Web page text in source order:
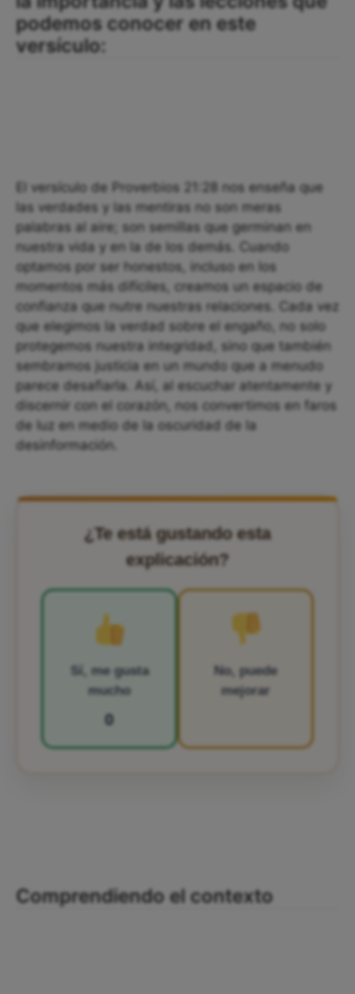
podemos conocer en este
versículo:
El versículo de Proverbios 21:28 nos enseña que
las verdades y las mentiras no son meras
palabras al aire; son semillas que germinan en
nuestra vida y en la de los demás. Cuando
optamos por ser honestos, incluso en los
momentos más difíciles, creamos un espacio de
confianza que nutre nuestras relaciones. Cada vez
que elegimos la verdad sobre el engaño, no solo
protegemos nuestra integridad, sino que también
sembramos justicia en un mundo que a menudo
parece desafiarla. Así, al escuchar atentamente y
discernir con el corazón, nos convertimos en faros
de luz en medio de la oscuridad de la
desinformación.
¿Te está gustando esta
explicación?
Sí, me gusta
mucho
0
No, puede
mejorar
Comprendiendo el contexto